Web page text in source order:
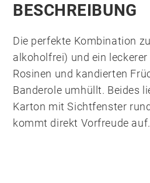
BESCHREIBUNG
Die perfekte Kombination
alkoholfrei) und ein
Rosinen und kandierten
Banderole umhüllt. Beides
Karton mit Sichtfenster
kommt direkt Vorfreude auf.